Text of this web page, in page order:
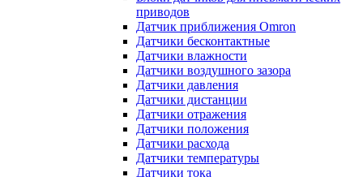
приводов
Датчик приближения Omron
Датчики бесконтактные
Датчики влажности
Датчики воздушного зазора
Датчики давления
Датчики дистанции
Датчики отражения
Датчики положения
Датчики расхода
Датчики температуры
Датчики тока